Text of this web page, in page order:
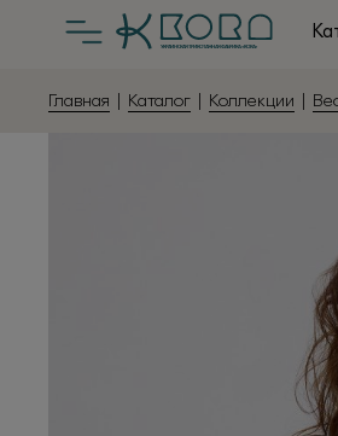
Главная | Каталог | Коллекции |